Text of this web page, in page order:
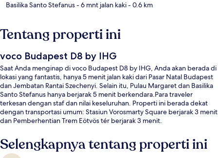
Basilika Santo Stefanus- 6 mnt jalan kaki- 0.6 km
Tentang properti ini
voco Budapest D8 by IHG
Saat Anda menginap di voco Budapest D8 by IHG, Anda akan berada di
lokasi yang fantastis, hanya 5 menit jalan kaki dari Pasar Natal Budapest
dan Jembatan Rantai Szechenyi. Selain itu, Pulau Margaret dan Basilika
Santo Stefanus hanya berjarak 5 menit berkendara.Para traveler
terkesan dengan staf dan nilai keseluruhan. Properti ini berada dekat
dengan transportasi umum: Stasiun Vorosmarty Square berjarak 3 menit
dan Pemberhentian Trem Eötvös tér berjarak 3 menit.
Selengkapnya tentang properti ini